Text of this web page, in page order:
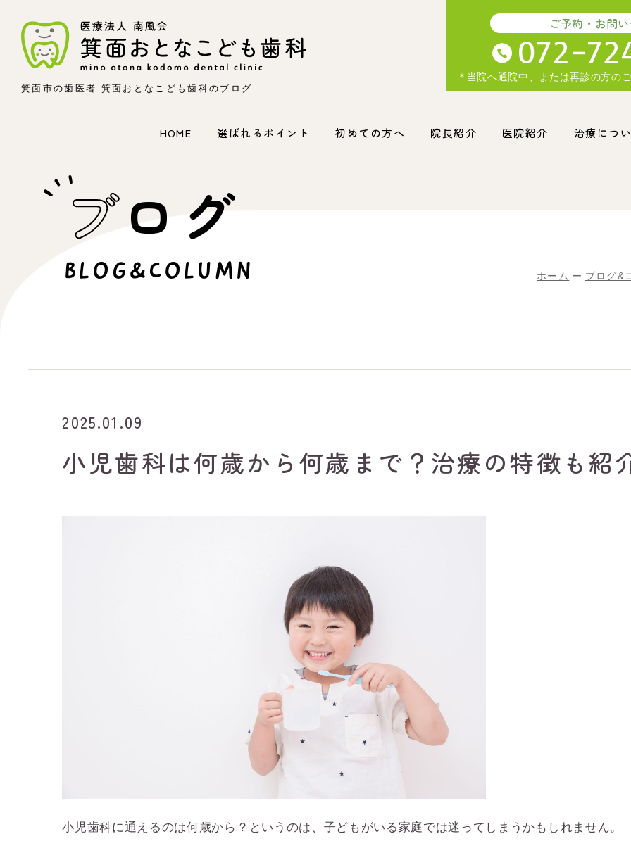
ご予約・お問
当院へ通院中、または再診の方の
箕面市の歯医者 箕面おとなこども歯科のブログ
HOME 選ばれるポイント 初めての方へ 院長紹介 医院紹介 治療につ
ブログ
BLOG&COLUMN ホーム ブログ&
2025.01.09
小児歯科は何歳から何歳まで？治療の特徴も紹
小児歯科に通えるのは何歳から？というのは、子どもがいる家庭では迷ってしまうかもしれません。